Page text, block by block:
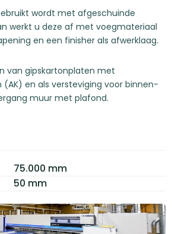
wordt met afgeschuinde
werkt u deze af met voegmateriaal
en een finisher als afwerklaag.
van gipskartonplaten met
en als versteviging voor binnen-
muur met plafond.
75.000 mm
50 mm